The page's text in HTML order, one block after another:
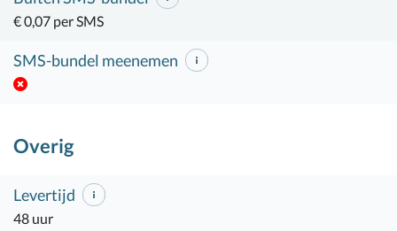
€ 0,07 per SMS
SMS-bundel meenemen
Overig
Levertijd
48 uur